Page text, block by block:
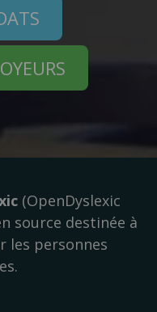
(OpenDyslexic
source destinée à
les personnes